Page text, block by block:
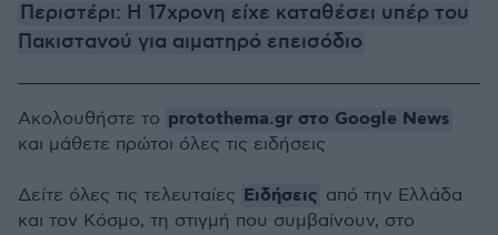
Περιστέρι: Η 17χρονη είχε καταθέσει υπέρ του
Πακιστανού για αιματηρό επεισόδιο
Ακολουθήστε το protothema.gr στο Google News
και μάθετε πρώτοι όλες τις ειδήσεις
Δείτε όλες τις τελευταίες Ειδήσεις από την Ελλάδα
και τον Κόσμο, τη στιγμή που συμβαίνουν, στο